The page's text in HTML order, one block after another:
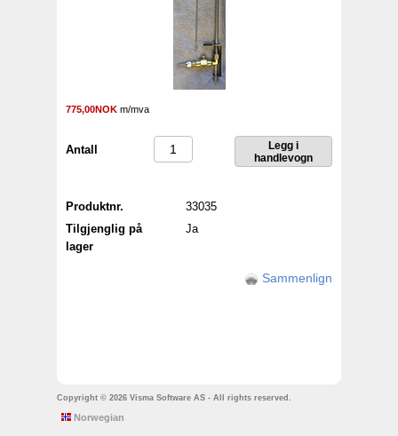
775,00NOK m/mva
Antall
Produktnr.
33035
Tilgjenglig på
lager
Ja
Sammenlign
Copyright © 2026 Visma Software AS - All rights reserved.
Norwegian